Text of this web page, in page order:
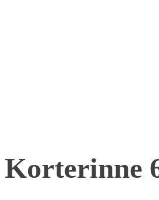
Korterinne